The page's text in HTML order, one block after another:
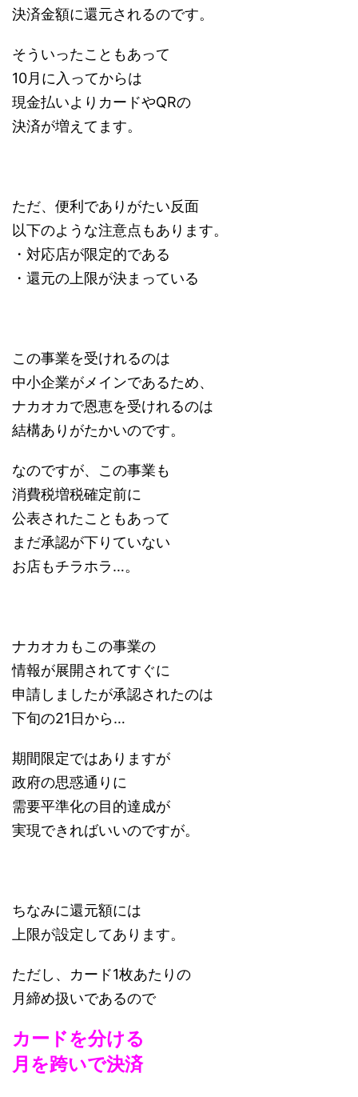
決済金額に還元されるのです。
そういったこともあって
10月に入ってからは
現金払いよりカードやQRの
決済が増えてます。
ただ、便利でありがたい反面
以下のような注意点もあります。
・対応店が限定的である
・還元の上限が決まっている
この事業を受けれるのは
中小企業がメインであるため、
ナカオカで恩恵を受けれるのは
結構ありがたかいのです。
なのですが、この事業も
消費税増税確定前に
公表されたこともあって
まだ承認が下りていない
お店もチラホラ…。
ナカオカもこの事業の
情報が展開されてすぐに
申請しましたが承認されたのは
下旬の21日から…
期間限定ではありますが
政府の思惑通りに
需要平準化の目的達成が
実現できればいいのですが。
ちなみに還元額には
上限が設定してあります。
ただし、カード1枚あたりの
月締め扱いであるので
カードを分ける
月を跨いで決済